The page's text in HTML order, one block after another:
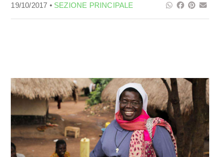
19/10/2017 • SEZIONE PRINCIPALE